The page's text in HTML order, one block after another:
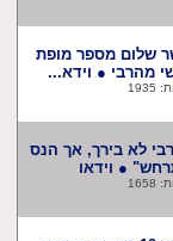
מספר מופת
● וידא...
לא בירך, אך הנס
● וידאו